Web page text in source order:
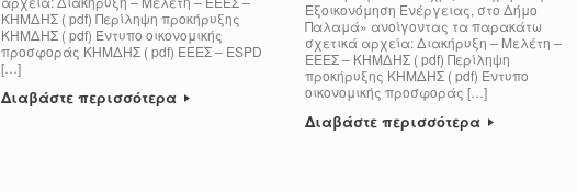
ΚΗΜΔΗΣ ( pdf) Περίληψη προκήρυξης
ΚΗΜΔΗΣ ( pdf) Έντυπο οικονομικής
προσφοράς ΚΗΜΔΗΣ ( pdf) ΕΕΕΣ – ESPD
[…]
Διαβάστε περισσότερα
Εξοικονόμηση Ενέργειας, στο Δήμο
Παλαμά» ανοίγοντας τα παρακάτω
σχετικά αρχεία: Διακήρυξη – Μελέτη –
ΕΕΕΣ – ΚΗΜΔΗΣ ( pdf) Περίληψη
προκήρυξης ΚΗΜΔΗΣ ( pdf) Έντυπο
οικονομικής προσφοράς […]
Διαβάστε περισσότερα